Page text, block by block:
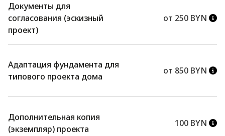
Документы для
согласования (эскизный
проект)
от 250 BYN
Адаптация фундамента для
типового проекта дома
от 850 BYN
Дополнительная копия
(экземпляр) проекта
100 BYN